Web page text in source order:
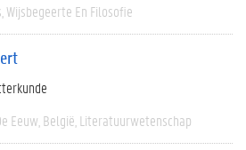
Wijsbegeerte En Filosofie
Eeuw België Literatuurwetenschap